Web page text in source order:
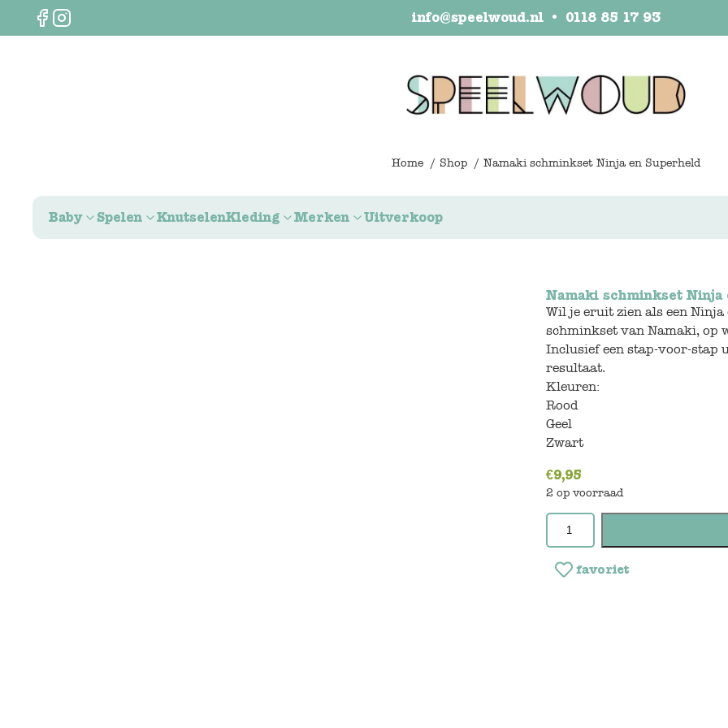
info@speelwoud.nl • 0118 85 17 93
Home Shop Namaki schminkset Ninja en Superheld
Baby Spelen KnutselenKleding Merken Uitverkoop
Namaki schminkset Ninja
Wil je eruit zien als een
schminkset van Namaki, op
Inclusief een stap-voor-stap
resultaat.
Kleuren:
Rood
Geel
Zwart
€9,95
2 op voorraad
favoriet